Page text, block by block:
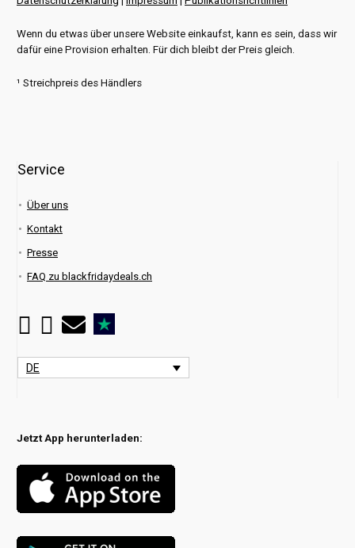
Wenn du etwas über unsere Website einkaufst, kann es sein, dass wir
dafür eine Provision erhalten. Für dich bleibt der Preis gleich.
¹ Streichpreis des Händlers
Service
Über uns
Kontakt
Presse
FAQ zu blackfridaydeals.ch
DE
Jetzt App herunterladen: